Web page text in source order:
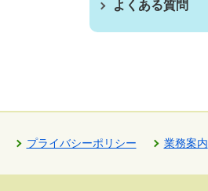
よくある質問
プライバシーポリシー 業務案内